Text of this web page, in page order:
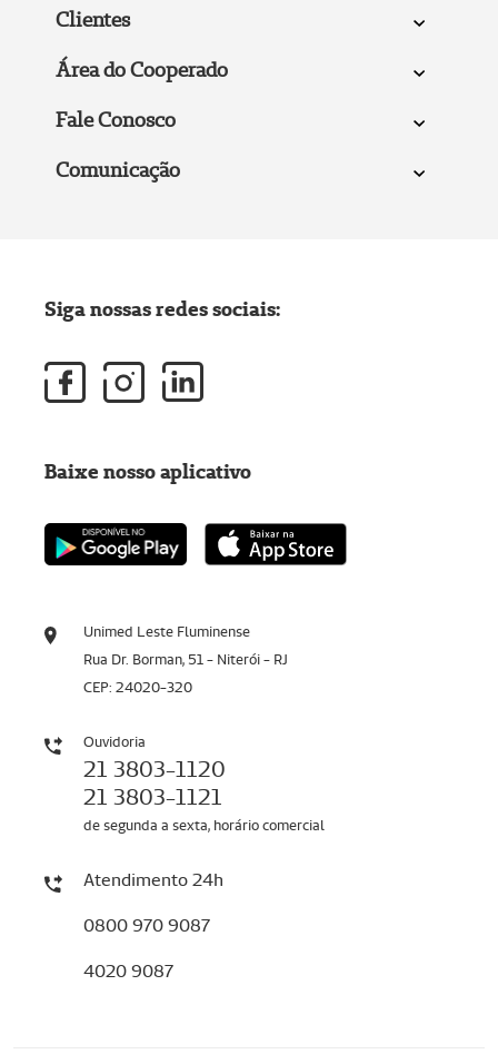
Clientes
Área do Cooperado
Fale Conosco
Comunicação
Unimed Leste Fluminense
Rua Dr. Borman, 51 - Niterói - RJ
CEP: 24020-320
Ouvidoria
21 3803-1120
21 3803-1121
de segunda a sexta, horário comercial
Atendimento 24h
0800 970 9087
4020 9087
Siga nossas redes sociais:
Baixe nosso aplicativo